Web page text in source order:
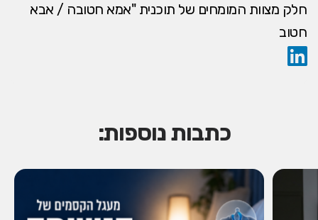
חלק מצוות המומחים של תוכנית "אמא חטובה / אבא
חטוב
כתבות נוספות: